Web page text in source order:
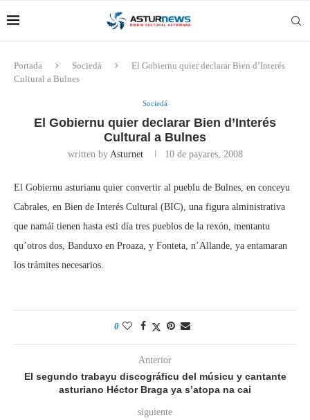
Portada Sociedá
El Gobiernu quier declarar Bien d’Interés
Cultural a Bulnes
Sociedá
El Gobiernu quier declarar Bien d’Interés
Cultural a Bulnes
written by Asturnet 10 de payares, 2008
El Gobiernu asturianu quier convertir al pueblu de Bulnes, en conceyu
Cabrales, en Bien de Interés Cultural (BIC), una figura alministrativa
que namái tienen hasta esti día tres pueblos de la rexón, mentantu
qu’otros dos, Banduxo en Proaza, y Fonteta, n’Allande, ya entamaran
los trámites necesarios.
0
Anterior
El segundo trabayu discográficu del músicu y cantante
asturiano Héctor Braga ya s’atopa na cai
siguiente